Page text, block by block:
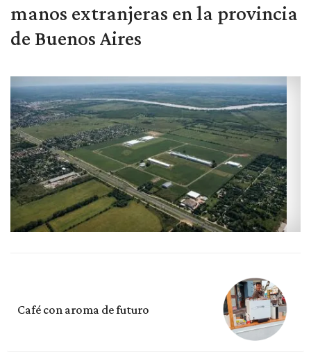
manos extranjeras en la provincia
de Buenos Aires
Café con aroma de futuro